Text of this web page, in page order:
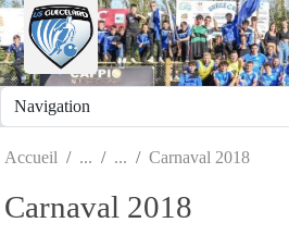
Accueil Carnaval 2018
Carnaval 2018
Panneau de gestion des cookies